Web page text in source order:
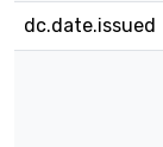
dc.date.issued